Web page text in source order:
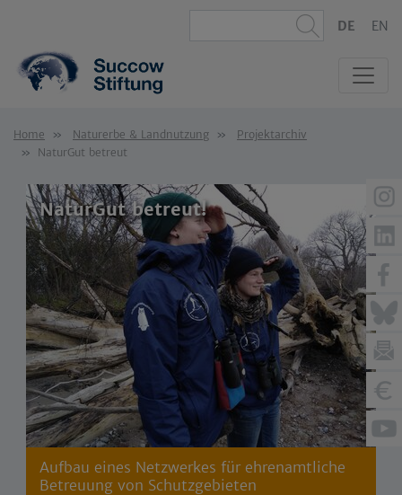
DE EN
Home Naturerbe & Landnutzung
Projektarchiv
NaturGut betreut
NaturGut betreut!
Aufbau eines Netzwerkes für ehrenamtliche
Betreuung von Schutzgebieten